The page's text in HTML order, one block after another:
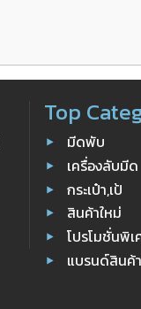
Top
มีดพับ
เครื่องลับมีด
กระเป๋า,เป้
สินค้าใหม่
โปรโมชั่นพิเ
แบรนด์สินค้า